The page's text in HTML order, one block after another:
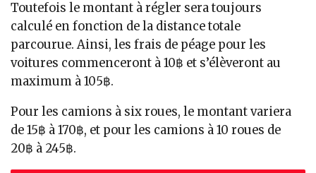
Toutefois le montant à régler sera toujours
calculé en fonction de la distance totale
parcourue. Ainsi, les frais de péage pour les
voitures commenceront à 10฿ et s’élèveront au
maximum à 105฿.
Pour les camions à six roues, le montant variera
de 15฿ à 170฿, et pour les camions à 10 roues de
20฿ à 245฿.